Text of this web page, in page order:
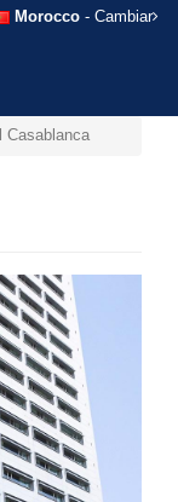
Morocco - Cambiar
Casablanca